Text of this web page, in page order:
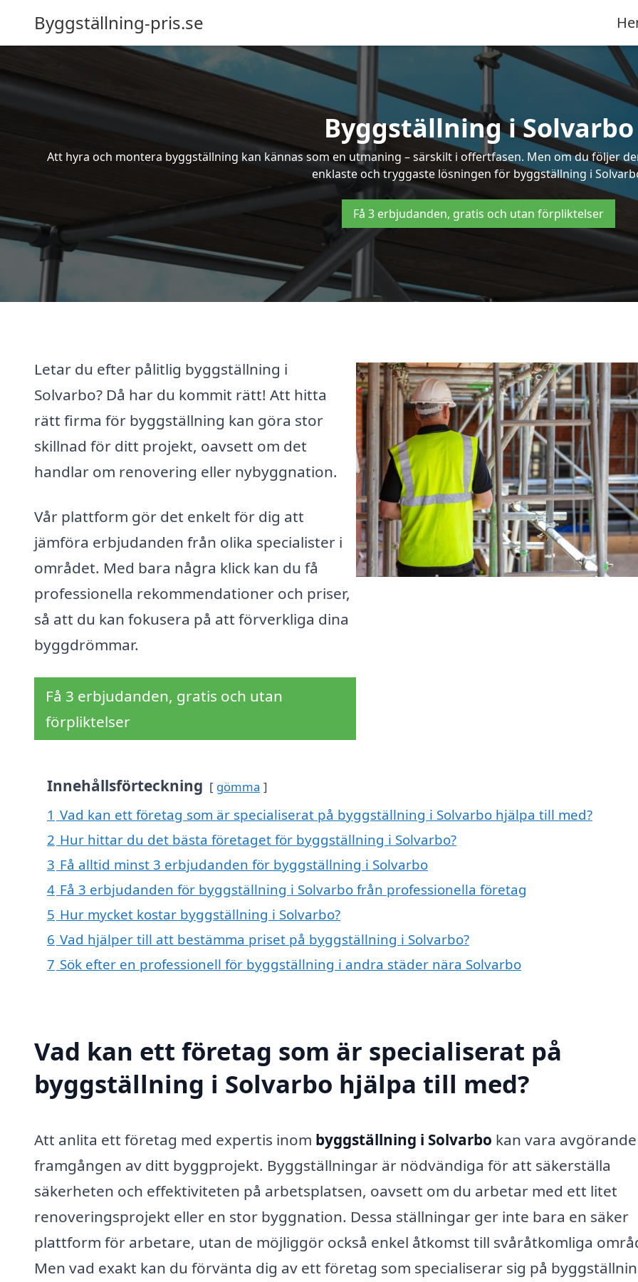
Byggställning-pris.se
Byggställning i Solvarbo
Att hyra och montera byggställning kan kännas som en utmaning – särskilt i offertfasen. Men om du följer
enklaste och tryggaste lösningen för byggställning i
Få 3 erbjudanden, gratis och utan förpliktelser
Letar du efter pålitlig byggställning i
Solvarbo? Då har du kommit rätt! Att hitta
rätt firma för byggställning kan göra stor
skillnad för ditt projekt, oavsett om det
handlar om renovering eller nybyggnation.
Vår plattform gör det enkelt för dig att
jämföra erbjudanden från olika specialister i
området. Med bara några klick kan du få
professionella rekommendationer och priser,
så att du kan fokusera på att förverkliga dina
byggdrömmar.
Få 3 erbjudanden, gratis och utan
förpliktelser
Innehållsförteckning gömma
1 Vad kan ett företag som är specialiserat på byggställning i Solvarbo hjälpa till med?
2 Hur hittar du det bästa företaget för byggställning i Solvarbo?
3 Få alltid minst 3 erbjudanden för byggställning i Solvarbo
4 Få 3 erbjudanden för byggställning i Solvarbo från professionella företag
5 Hur mycket kostar byggställning i Solvarbo?
6 Vad hjälper till att bestämma priset på byggställning i Solvarbo?
7 Sök efter en professionell för byggställning i andra städer nära Solvarbo
Vad kan ett företag som är specialiserat på
byggställning i Solvarbo hjälpa till med?
Att anlita ett företag med expertis inom byggställning i Solvarbo kan vara
framgången av ditt byggprojekt. Byggställningar är nödvändiga för att säkerställa
säkerheten och effektiviteten på arbetsplatsen, oavsett om du arbetar med ett litet
renoveringsprojekt eller en stor byggnation. Dessa ställningar ger inte bara en säker
plattform för arbetare, utan de möjliggör också enkel åtkomst till svåråtkomliga
Men vad exakt kan du förvänta dig av ett företag som specialiserar sig på